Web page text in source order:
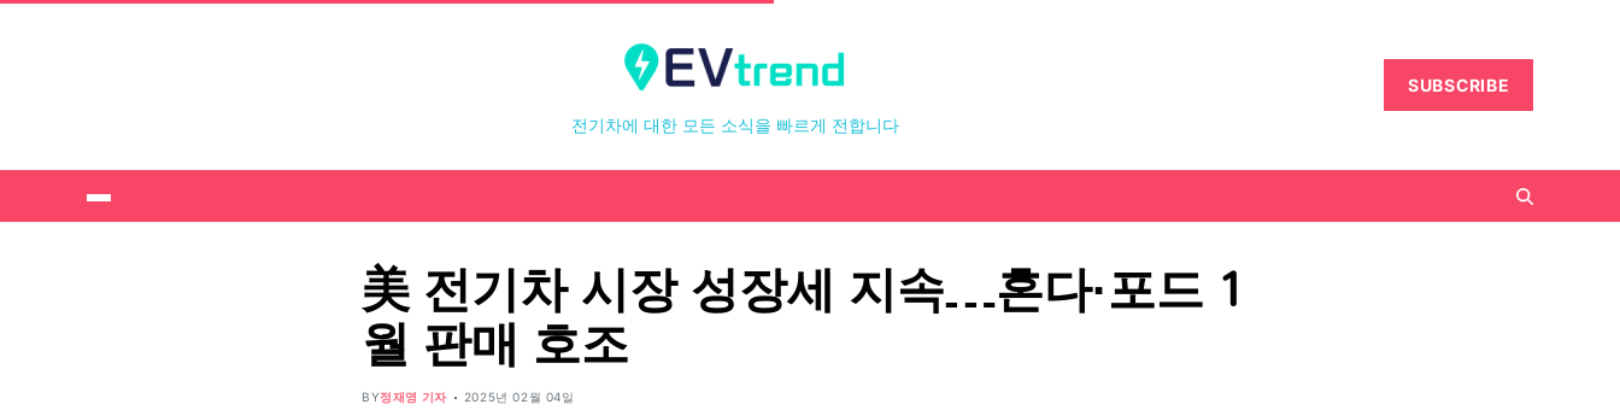
전기차에 대한 모든 소식을 빠르게 전합니다
SUBSCRIBE
美 전기차 시장 성장세 지속…혼다·포드 1
월 판매 호조
BY정재영 기자 2025년 02월 04일